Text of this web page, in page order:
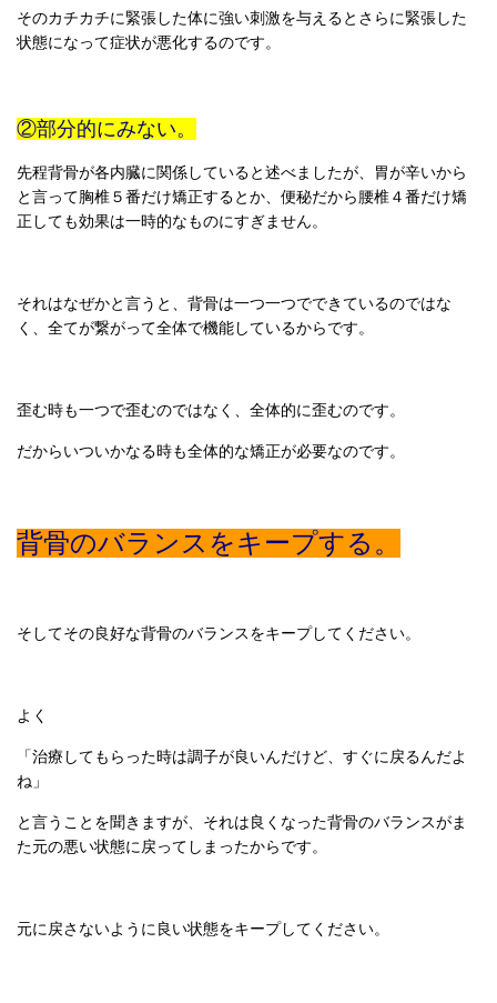
そのカチカチに緊張した体に強い刺激を与えるとさらに緊張した
状態になって症状が悪化するのです。
②部分的にみない。
先程背骨が各内臓に関係していると述べましたが、胃が辛いから
と言って胸椎５番だけ矯正するとか、便秘だから腰椎４番だけ矯
正しても効果は一時的なものにすぎません。
それはなぜかと言うと、背骨は一つ一つでできているのではな
く、全てが繋がって全体で機能しているからです。
歪む時も一つで歪むのではなく、全体的に歪むのです。
だからいついかなる時も全体的な矯正が必要なのです。
背骨のバランスをキープする。
そしてその良好な背骨のバランスをキープしてください。
よく
「治療してもらった時は調子が良いんだけど、すぐに戻るんだよ
ね」
と言うことを聞きますが、それは良くなった背骨のバランスがま
た元の悪い状態に戻ってしまったからです。
元に戻さないように良い状態をキープしてください。